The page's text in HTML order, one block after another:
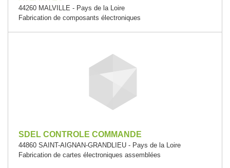
44260 MALVILLE - Pays de la Loire
Fabrication de composants électroniques
SDEL CONTROLE COMMANDE
44860 SAINT-AIGNAN-GRANDLIEU - Pays de la Loire
Fabrication de cartes électroniques assemblées